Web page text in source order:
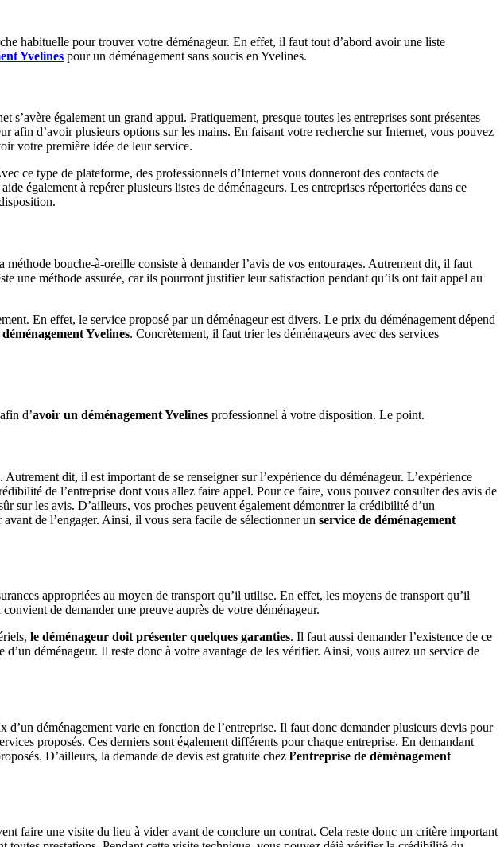
habituelle pour trouver votre déménageur. En effet, il faut tout d’abord avoir une liste
Yvelines pour un déménagement sans soucis en Yvelines.
également un grand appui. Pratiquement, presque toutes les entreprises sont présentes
afin d’avoir plusieurs options sur les mains. En faisant votre recherche sur Internet, vous pouvez
votre première idée de leur service.
ce type de plateforme, des professionnels d’Internet vous donneront des contacts de
également à repérer plusieurs listes de déménageurs. Les entreprises répertoriées dans ce
méthode bouche-à-oreille consiste à demander l’avis de vos entourages. Autrement dit, il faut
une méthode assurée, car ils pourront justifier leur satisfaction pendant qu’ils ont fait appel au
En effet, le service proposé par un déménageur est divers. Le prix du déménagement dépend
Yvelines. Concrètement, il faut trier les déménageurs avec des services
d’avoir un déménagement Yvelines professionnel à votre disposition. Le point.
. Autrement dit, il est important de se renseigner sur l’expérience du déménageur. L’expérience
de l’entreprise dont vous allez faire appel. Pour ce faire, vous pouvez consulter des avis de
sur les avis. D’ailleurs, vos proches peuvent également démontrer la crédibilité d’un
de l’engager. Ainsi, il vous sera facile de sélectionner un service de déménagement
appropriées au moyen de transport qu’il utilise. En effet, les moyens de transport qu’il
de demander une preuve auprès de votre déménageur.
le déménageur doit présenter quelques garanties. Il faut aussi demander l’existence de ce
déménageur. Il reste donc à votre avantage de les vérifier. Ainsi, vous aurez un service de
déménagement varie en fonction de l’entreprise. Il faut donc demander plusieurs devis pour
proposés. Ces derniers sont également différents pour chaque entreprise. En demandant
D’ailleurs, la demande de devis est gratuite chez l’entreprise de déménagement
faire une visite du lieu à vider avant de conclure un contrat. Cela reste donc un critère important